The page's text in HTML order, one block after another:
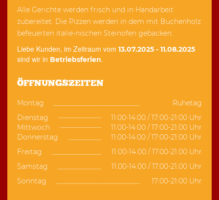
Alle Gerichte werden frisch und in Handarbeit
zubereitet. Die Pizzen werden in dem mit Buchenholz
befeuerten italie-nischen Steinofen gebacken.
Liebe Kunden, im Zeitraum vom 13.07.2025 - 11.08.2025
sind wir in Betriebsferien.
ÖFFNUNGSZEITEN
Montag
Ruhetag
Dienstag
11:00-14:00 / 17:00-21:00 Uhr
Mittwoch
11:00-14:00 / 17:00-21:00 Uhr
Donnerstag
11:00-14:00 / 17:00-21:00 Uhr
Freitag
11.00-14.00 / 17.00-21.00 Uhr
Samstag
11.00-14.00 / 17.00-21.00 Uhr
Sonntag
17:00-21:00 Uhr